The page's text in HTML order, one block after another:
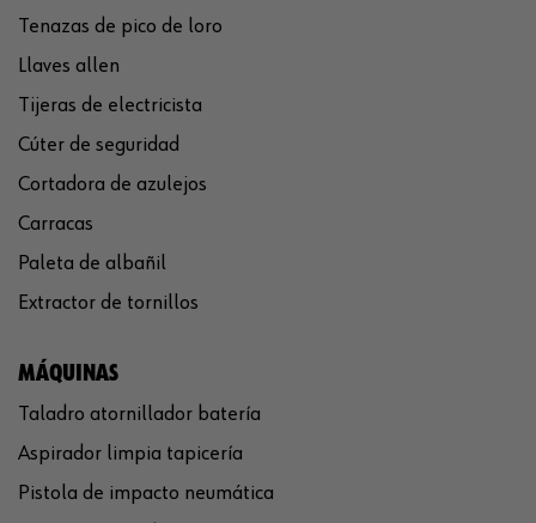
Tenazas de pico de loro
Llaves allen
Tijeras de electricista
Cúter de seguridad
Cortadora de azulejos
Carracas
Paleta de albañil
Extractor de tornillos
MÁQUINAS
Taladro atornillador batería
Aspirador limpia tapicería
Pistola de impacto neumática